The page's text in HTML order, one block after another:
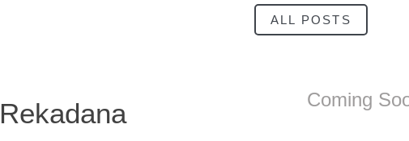
ALL POSTS
Rekadana Coming